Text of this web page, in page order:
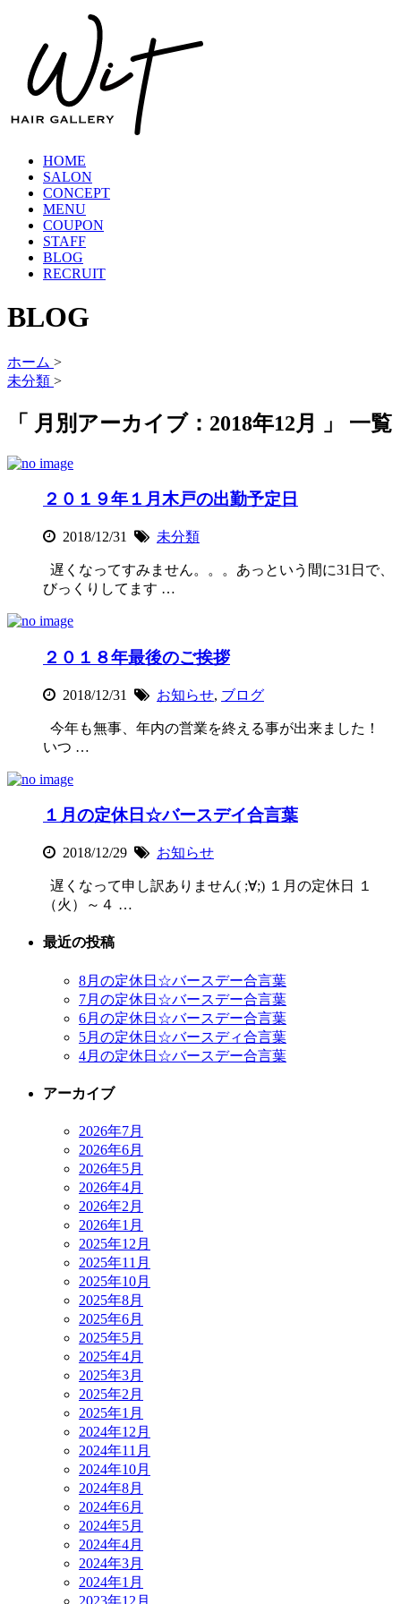
HOME
SALON
CONCEPT
MENU
COUPON
STAFF
BLOG
RECRUIT
BLOG
ホーム >
未分類 >
「 月別アーカイブ：2018年12月 」 一覧
２０１９年１月木戸の出勤予定日
2018/12/31 未分類
遅くなってすみません。。。あっという間に31日で、
びっくりしてます …
２０１８年最後のご挨拶
2018/12/31 お知らせ, ブログ
今年も無事、年内の営業を終える事が出来ました！
いつ …
１月の定休日☆バースデイ合言葉
2018/12/29 お知らせ
遅くなって申し訳ありません( ;∀;) １月の定休日 １
（火）～４ …
最近の投稿
8月の定休日☆バースデー合言葉
7月の定休日☆バースデー合言葉
6月の定休日☆バースデー合言葉
5月の定休日☆バースディ合言葉
4月の定休日☆バースデー合言葉
アーカイブ
2026年7月
2026年6月
2026年5月
2026年4月
2026年2月
2026年1月
2025年12月
2025年11月
2025年10月
2025年8月
2025年6月
2025年5月
2025年4月
2025年3月
2025年2月
2025年1月
2024年12月
2024年11月
2024年10月
2024年8月
2024年6月
2024年5月
2024年4月
2024年3月
2024年1月
2023年12月